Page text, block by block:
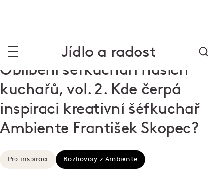
Jídlo a radost
Oblíbení šéfkuchaři našich
kuchařů, vol. 2. Kde čerpá
inspiraci kreativní šéfkuchař
Ambiente František Skopec?
Pro inspiraci Rozhovory z Ambiente